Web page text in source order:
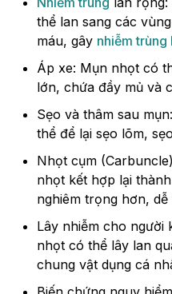
thể lan sang các
máu, gây nhiễm trùng
Áp xe: Mụn nhọt có
lớn, chứa đầy mủ và
Sẹo và thâm sau
thể để lại sẹo lõm,
Nhọt cụm
nhọt kết hợp lại
nghiêm trọng hơn, dễ
Lây nhiễm cho người
nhọt có thể lây lan
chung vật dụng cá